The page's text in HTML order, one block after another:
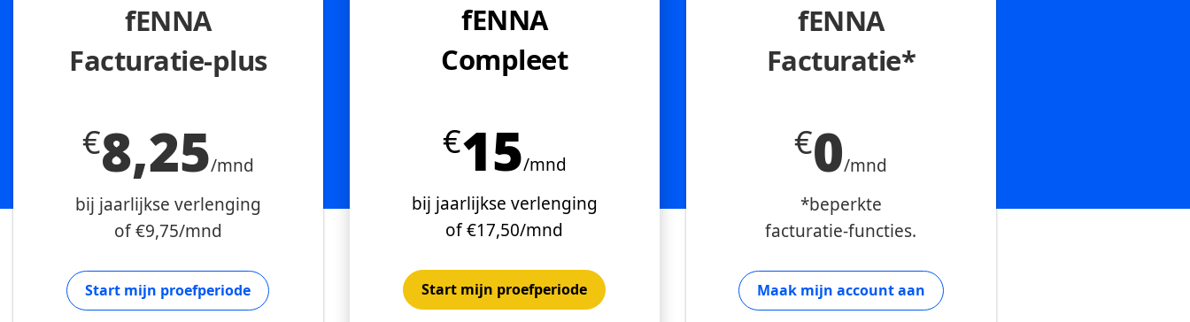
fENNA
Facturatie-plus
€8,25/mnd
bij jaarlijkse verlenging
of €9,75/mnd
Start mijn proefperiode
fENNA
Compleet
€15/mnd
bij jaarlijkse verlenging
of €17,50/mnd
Start mijn proefperiode
fENNA
Facturatie*
€0/mnd
*beperkte
facturatie-functies.
Maak mijn account aan